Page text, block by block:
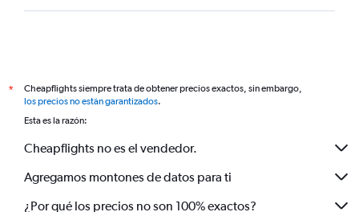
*
Cheapflights siempre trata de obtener precios exactos, sin embargo,
los precios no están garantizados.
Esta es la razón:
Cheapflights no es el vendedor.
Agregamos montones de datos para ti
¿Por qué los precios no son 100% exactos?